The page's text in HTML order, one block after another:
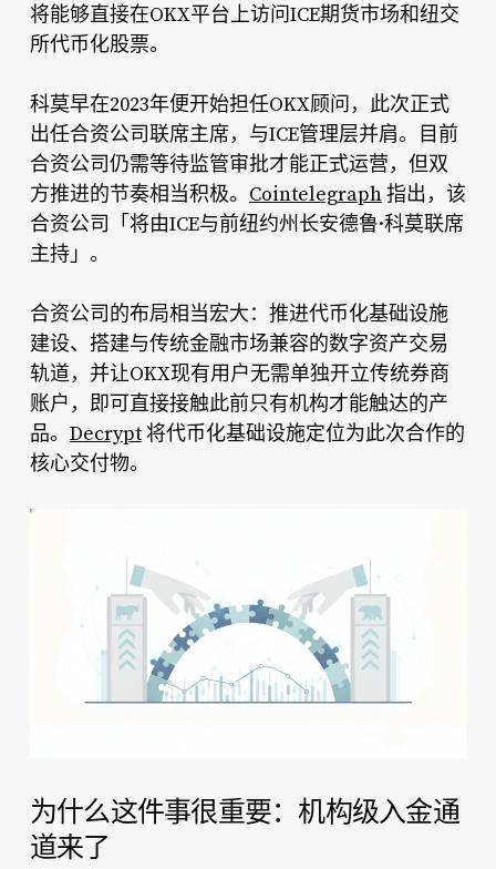
将能够直接在OKX平台上访问ICE期货市场和纽交
所代币化股票。
科莫早在2023年便开始担任OKX顾问，此次正式
出任合资公司联席主席，与ICE管理层并肩。目前
合资公司仍需等待监管审批才能正式运营，但双
方推进的节奏相当积极。 Cointelegraph指出，该
合资公司「将由ICE与前纽约州长安德鲁·科莫联席
主持」。
合资公司的布局相当宏大：推进代币化基础设施
建设、搭建与传统金融市场兼容的数字资产交易
轨道，并让OKX现有用户无需单独开立传统券商
账户，即可直接接触此前只有机构才能触达的产
品。 Decrypt将代币化基础设施定位为此次合作的
核心交付物。
为什么这件事很重要：机构级入金通
道来了